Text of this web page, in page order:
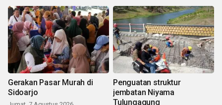
Gerakan Pasar Murah di
Sidoarjo
Penguatan struktur
jembatan Niyama
Tulungagung